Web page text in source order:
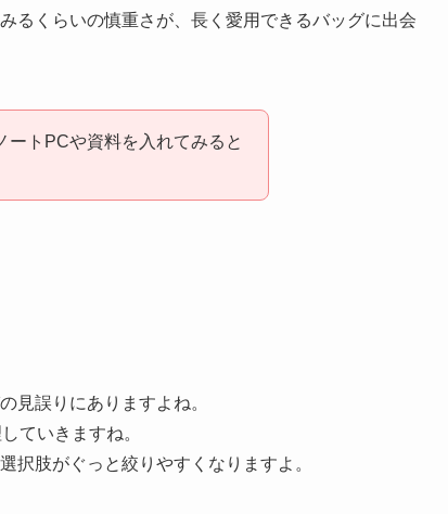
るくらいの慎重さが、長く愛用できるバッグに出会
ートPCや資料を入れてみると
見誤りにありますよね。
ていきますね。
択肢がぐっと絞りやすくなりますよ。